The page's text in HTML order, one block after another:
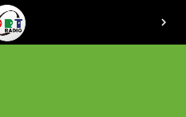
chevron_right